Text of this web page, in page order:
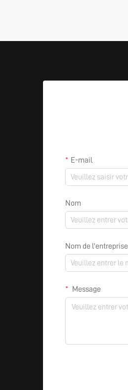
E-mail
Nom
Nom de l'entreprise
Message